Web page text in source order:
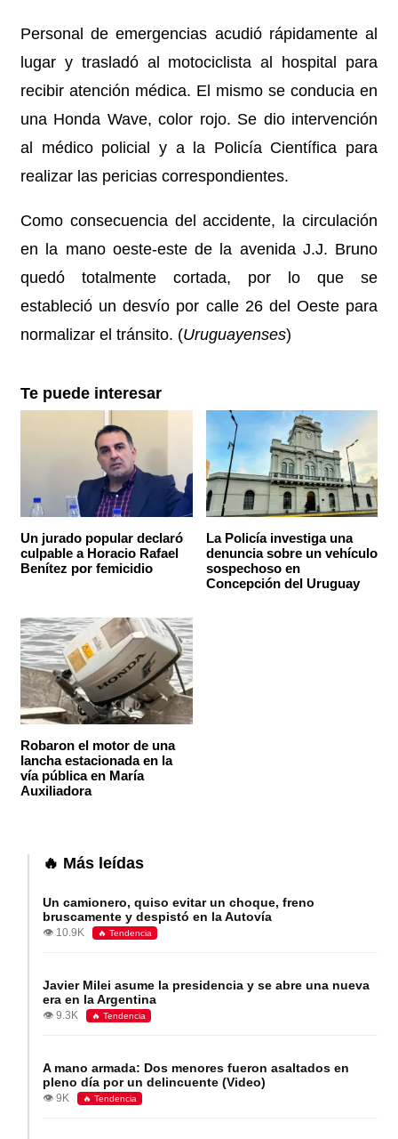
Personal de emergencias acudió rápidamente al
lugar y trasladó al motociclista al hospital para
recibir atención médica. El mismo se conducia en
una Honda Wave, color rojo. Se dio intervención
al médico policial y a la Policía Científica para
realizar las pericias correspondientes.
Como consecuencia del accidente, la circulación
en la mano oeste-este de la avenida J.J. Bruno
quedó totalmente cortada, por lo que se
estableció un desvío por calle 26 del Oeste para
normalizar el tránsito. (Uruguayenses)
Te puede interesar
Un jurado popular declaró
culpable a Horacio Rafael
Benítez por femicidio
La Policía investiga una
denuncia sobre un vehículo
sospechoso en
Concepción del Uruguay
Robaron el motor de una
lancha estacionada en la
vía pública en María
Auxiliadora
🔥 Más leídas
Un camionero, quiso evitar un choque, freno
bruscamente y despistó en la Autovía
👁️ 10.9K 🔥 Tendencia
Javier Milei asume la presidencia y se abre una nueva
era en la Argentina
👁️ 9.3K 🔥 Tendencia
A mano armada: Dos menores fueron asaltados en
pleno día por un delincuente (Video)
👁️ 9K 🔥 Tendencia